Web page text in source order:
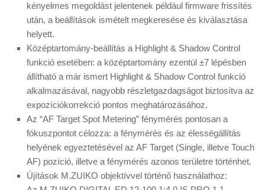
kényelmes megoldást jelentenek például firmware frissítés
után, a beállítások ismételt megkeresése és kiválasztása
helyett.
Középtartomány-beállítás a Highlight & Shadow Control
funkció esetében: a középtartomány ezentúl ±7 lépésben
állítható a már ismert Highlight & Shadow Control funkció
alkalmazásával, nagyobb részletgazdagságot biztosítva az
expozíciókorrekció pontos meghatározásához.
Az “AF Target Spot Metering” fénymérés pontosan a
fókuszpontot célozza: a fénymérés és az élességállítás
helyének egyeztetésével az AF Target (Single, illetve Touch
AF) pozíció, illetve a fénymérés azonos területre történhet.
Újítások M.ZUIKO objektívvel történő használathoz: